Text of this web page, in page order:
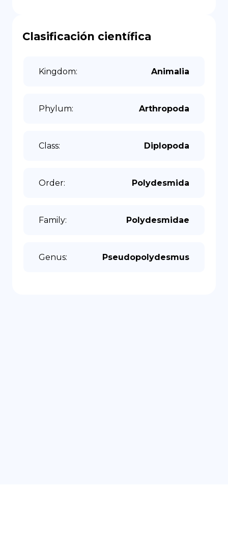
Clasificación científica
Kingdom: Animalia
Phylum: Arthropoda
Class: Diplopoda
Order: Polydesmida
Family: Polydesmidae
Genus: Pseudopolydesmus